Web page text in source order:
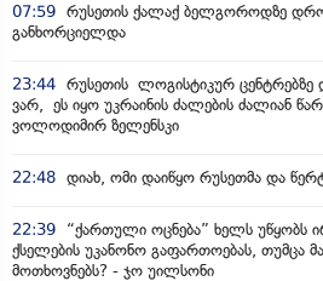
07:59 რუსეთის ქალაქ ბელგოროდზე
განხორციელდა
23:44 რუსეთის ლოგისტიკურ ცენტრებზე
ვარ, ეს იყო უკრაინის ძალების ძალიან
ვოლოდიმირ ზელენსკი
22:48 დიახ, ომი დაიწყო რუსეთმა და
22:39
“ქართული ოცნება” ხელს უწყობს
ქსელების უკანონო გაფართოებას, თუმცა
მოთხოვნებს? - ჯო უილსონი